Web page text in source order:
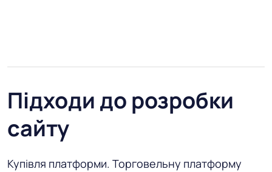
Підходи до розробки
сайту
Купівля платформи. Торговельну платформу